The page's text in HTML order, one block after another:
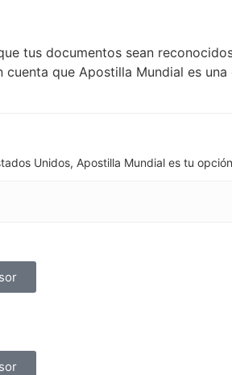
tus documentos sean
que Apostilla Mundial es
Unidos, Apostilla Mundial es tu